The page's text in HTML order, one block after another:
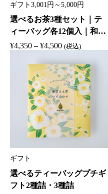
–
¥
1
,
6
0
ギフト3,001円～5,000円
選べるお茶3種セット｜テ
ィーバッグ各12個入｜和紙
茶缶｜日本茶ギフト｜煎
茶入り玄米茶
¥4,350 – ¥4,500価
帯
:
¥
4
,
3
¥
4
(税込)
ギフト
選べるティーバッグプチギ
フト2種詰・3種詰